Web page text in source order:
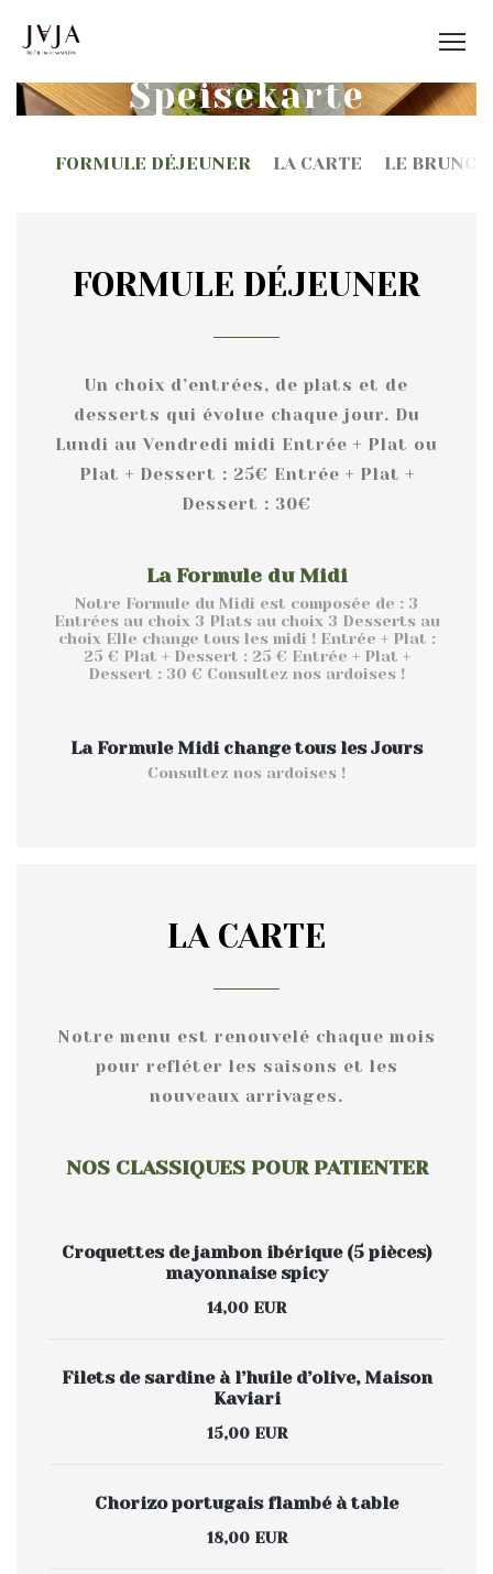
Speisekarte
FORMULE DÉJEUNER LA CARTE LE
FORMULE DÉJEUNER
Un choix d’entrées, de plats et de
desserts qui évolue chaque jour. Du
Lundi au Vendredi midi Entrée + Plat ou
Plat + Dessert : 25€ Entrée + Plat +
Dessert : 30€
La Formule du Midi
Notre Formule du Midi est composée de : 3
Entrées au choix 3 Plats au choix 3 Desserts au
choix Elle change tous les midi ! Entrée + Plat :
25 € Plat + Dessert : 25 € Entrée + Plat +
Dessert : 30 € Consultez nos ardoises !
La Formule Midi change tous les Jours
Consultez nos ardoises !
LA CARTE
Notre menu est renouvelé chaque mois
pour refléter les saisons et les
nouveaux arrivages.
NOS CLASSIQUES POUR PATIENTER
Croquettes de jambon ibérique (5 pièces)
mayonnaise spicy
14,00 EUR
Filets de sardine à l’huile d’olive, Maison
Kaviari
15,00 EUR
Chorizo portugais flambé à table
18,00 EUR